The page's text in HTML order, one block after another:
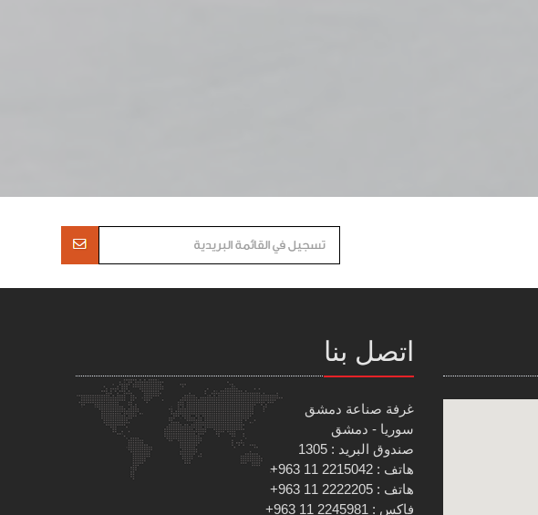
اتصل بنا
غرفة صناعة دمشق
سوريا - دمشق
صندوق البريد : 1305
هاتف : 2215042 11 963+
هاتف : 2222205 11 963+
فاكس : 2245981 11 963+